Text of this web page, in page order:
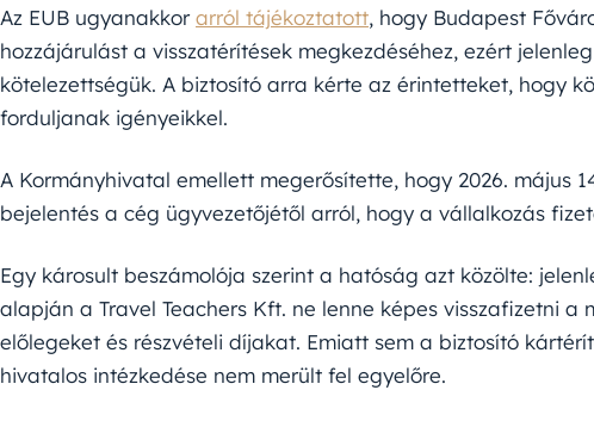
Az EUB ugyanakkorarról tájékoztatott, hogy Budapest
hozzájárulást a visszatérítések megkezdéséhez, ezért
kötelezettségük. A biztosító arra kérte az érintetteket, hogy
forduljanak igényeikkel.
A Kormányhivatal emellett megerősítette, hogy 2026. május
bejelentés a cég ügyvezetőjétől arról, hogy a vállalkozás
Egy károsult beszámolója szerint a hatóság azt közölte:
alapján a Travel Teachers Kft. ne lenne képes visszafizetni
előlegeket és részvételi díjakat. Emiatt sem a biztosító
hivatalos intézkedése nem merült fel egyelőre.